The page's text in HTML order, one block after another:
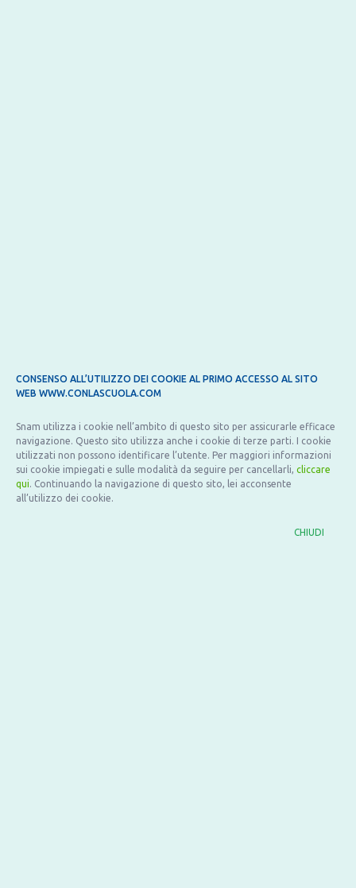
CONSENSO ALL’UTILIZZO DEI COOKIE AL PRIMO ACCESSO AL SITO
WEB WWW.CONLASCUOLA.COM
Snam utilizza i cookie nell’ambito di questo sito per assicurarle efficace
navigazione. Questo sito utilizza anche i cookie di terze parti. I cookie
utilizzati non possono identificare l’utente. Per maggiori informazioni
sui cookie impiegati e sulle modalità da seguire per cancellarli, cliccare
qui. Continuando la navigazione di questo sito, lei acconsente
all’utilizzo dei cookie.
CHIUDI